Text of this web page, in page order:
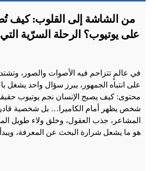
من الشاشة إلى القلوب: كيف
على يوتيوب؟ الرحلة السرّية التي
في عالمٍ تتزاحم فيه الأصوات والصور،
على انتباه الجمهور، يبرز سؤال واحد يشغل
محتوى: كيف يصبح الإنسان نجم يوتيوب
شخص يظهر أمام الكاميرا… بل شخصية
المشاعر، جذب العقول، وخلق ولاء طويل
هو ما يشعل شرارة البحث عن المعرفة،